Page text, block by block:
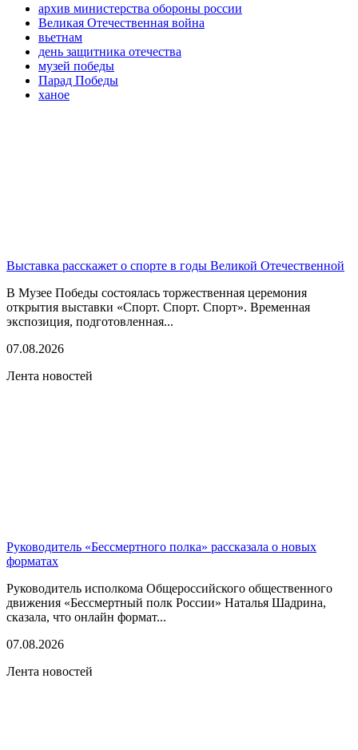
архив министерства обороны россии
Великая Отечественная война
вьетнам
день защитника отечества
музей победы
Парад Победы
ханое
Выставка расскажет о спорте в годы Великой Отечественной
В Музее Победы состоялась торжественная церемония
открытия выставки «Спорт. Спорт. Спорт». Временная
экспозиция, подготовленная...
07.08.2026
Лента новостей
Руководитель «Бессмертного полка» рассказала о новых
форматах
Руководитель исполкома Общероссийского общественного
движения «Бессмертный полк России» Наталья Шадрина,
сказала, что онлайн формат...
07.08.2026
Лента новостей